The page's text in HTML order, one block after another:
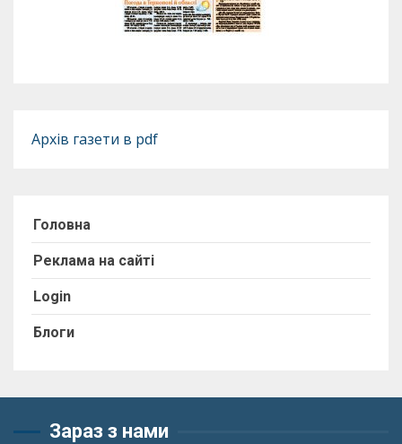
Архів газети в pdf
Головна
Реклама на сайті
Login
Блоги
Зараз з нами